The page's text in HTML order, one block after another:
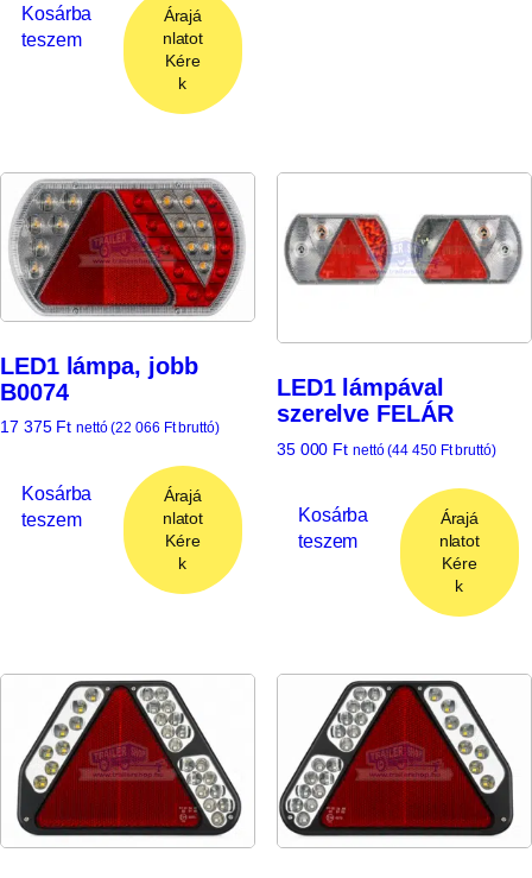
Kosárba
teszem
Árajá
nlatot
Kére
k
LED1 lámpa, jobb
B0074
17 375 Ft nettó (22 066 Ftbruttó)
Kosárba
teszem
Árajá
nlatot
Kére
k
LED1 lámpával
szerelve FELÁR
35 000 Ft nettó (44 450 Ftbruttó)
Kosárba
teszem
Árajá
nlatot
Kére
k